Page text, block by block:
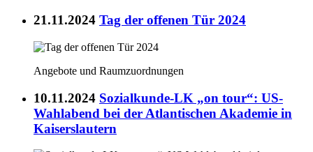
21.11.2024 Tag der offenen Tür 2024
Angebote und Raumzuordnungen
10.11.2024 Sozialkunde-LK „on tour“: US-
Wahlabend bei der Atlantischen Akademie in
Kaiserslautern